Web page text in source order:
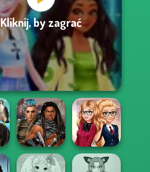
Kliknij, by zagrać